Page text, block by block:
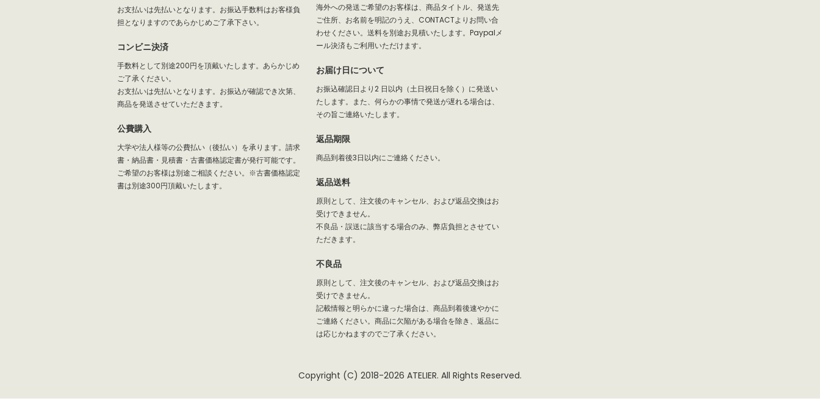
お支払いは先払いとなります。お振込手数料はお客様負
担となりますのであらかじめご了承下さい。
コンビニ決済
手数料として別途200円を頂戴いたします。あらかじめ
ご了承ください。
お支払いは先払いとなります。お振込が確認でき次第、
商品を発送させていただきます。
公費購入
大学や法人様等の公費払い（後払い）を承ります。請求
書・納品書・見積書・古書価格認定書が発行可能です。
ご希望のお客様は別途ご相談ください。※古書価格認定
書は別途300円頂戴いたします。
海外への発送ご希望のお客様は、商品タイトル、発送先
ご住所、お名前を明記のうえ、CONTACTよりお問い合
わせください。送料を別途お見積いたします。Paypalメ
ール決済もご利用いただけます。
お届け日について
お振込確認日より2 日以内（土日祝日を除く）に発送い
たします。また、何らかの事情で発送が遅れる場合は、
その旨ご連絡いたします。
返品期限
商品到着後3日以内にご連絡ください。
返品送料
原則として、注文後のキャンセル、および返品交換はお
受けできません。
不良品・誤送に該当する場合のみ、弊店負担とさせてい
ただきます。
不良品
原則として、注文後のキャンセル、および返品交換はお
受けできません。
記載情報と明らかに違った場合は、商品到着後速やかに
ご連絡ください。商品に欠陥がある場合を除き、返品に
は応じかねますのでご了承ください。
Copyright (C) 2018-2026 ATELIER. All Rights Reserved.